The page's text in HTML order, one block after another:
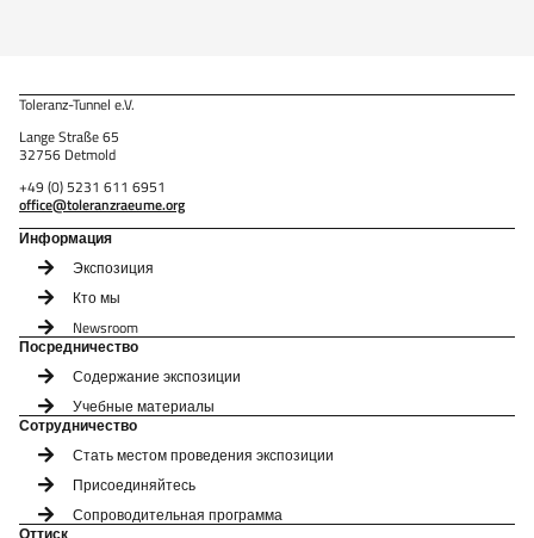
Toleranz-Tunnel e.V.
Lange Straße 65
32756 Detmold
+49 (0) 5231 611 6951
office@toleranzraeume.org
Информация
Экспозиция
Кто мы
Newsroom
Посредничество
Содержание экспозиции
Учебные материалы
Сотрудничество
Стать местом проведения экспозиции
Присоединяйтесь
Сопроводительная программа